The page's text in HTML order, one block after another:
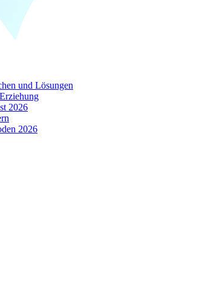
und Lösungen
2026
2026